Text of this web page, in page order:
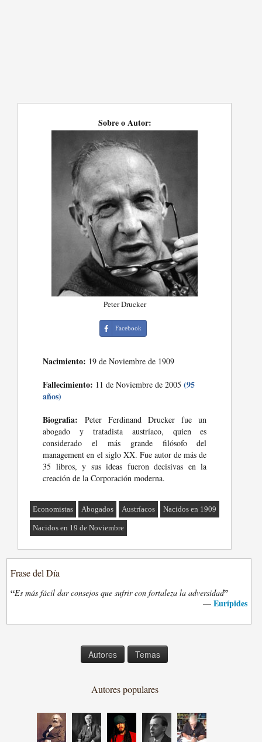
Sobre o Autor:
Peter Drucker
Facebook
Nacimiento: 19 de Noviembre de 1909
Fallecimiento: 11 de Noviembre de 2005(95
años)
Biografia: Peter Ferdinand Drucker fue un
abogado y tratadista austríaco, quien es
considerado el más grande filósofo del
management en el siglo XX. Fue autor de más de
35 libros, y sus ideas fueron decisivas en la
creación de la Corporación moderna.
Economistas Abogados Austríacos Nacidos en 1909
Nacidos en 19 de Noviembre
Frase del Día
“Es más fácil dar consejos que sufrir con fortaleza la adversidad”
— Eurípides
Autores Temas
Autores populares